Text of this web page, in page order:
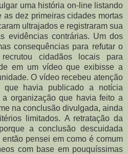
uma história on-line listando
as dez primeiras cidades mortas
ultrajados e registraram sua
evidências contrárias. Um dos
consequências para refutar o
cidadãos locais para
em um vídeo que exibisse a
O vídeo recebeu atenção
que havia publicado a notícia
organização que havia feito a
na conclusão divulgada, ainda
limitados. A retratação da
a conclusão descuidada
pensei em como é comum
com base em pouquíssimas